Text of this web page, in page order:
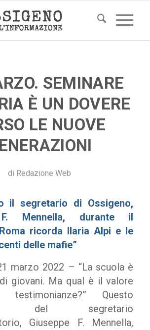
SEMINARE
È UN DOVERE
LE NUOVE
di Redazione Web
il segretario di Ossigeno,
F. Mennella, durante il
ricorda Ilaria Alpi e le
delle mafie”
marzo 2022 – “La scuola è
giovani. Ma qual è il valore
Questo
del segretario
Giuseppe F. Mennella,